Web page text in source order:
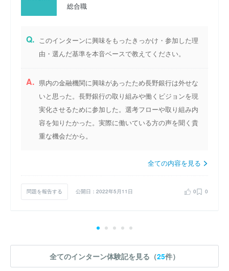
総合職
Q.
このインターンに興味をもったきっかけ・参加した理
由・選んだ基準を本音ベースで教えてください。
A. 県内の金融機関に興味があったため長野銀行は外せな
いと思った。長野銀行の取り組みや働くビジョンを現
実化させるために参加した。選考フローや取り組み内
容を知りたかった。実際に働いている方の声を聞く貴
重な機会だから。
全ての内容を見る
問題を報告する 公開日：2022年5月11日 0 0
全てのインターン体験記を見る（25件）